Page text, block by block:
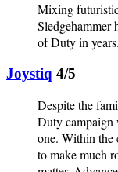
Mixing
Sledgehammer
of Duty in years.
Joystiq 4/5
Despite the
Duty campaign
one. Within the
to make much